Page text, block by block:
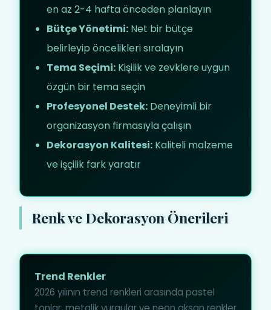
en az 2-4 hafta önceden planlayın
Bütçe Yönetimi: Net bir bütçe
belirleyip öncelikleri sıralayın
Tema Seçimi: Kişilik ve zevklere uygun
özgün bir tema seçin
Profesyonel Destek: Deneyimli bir
organizasyon firmasıyla çalışın
Dekorasyon Kalitesi: Kaliteli malzeme
ve işçilik fark yaratır
Renk ve Dekorasyon Önerileri
Trend Renkler
2026 yılının trend renkleri arasında pastel